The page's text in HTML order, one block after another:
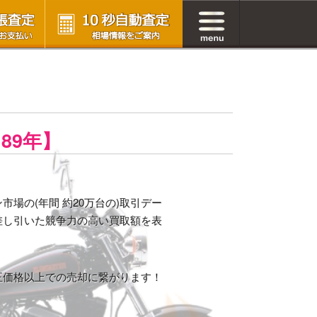
年】
場の(年間 約20万台の)取引デー
引いた競争力の高い買取額を表
格以上での売却に繋がります！